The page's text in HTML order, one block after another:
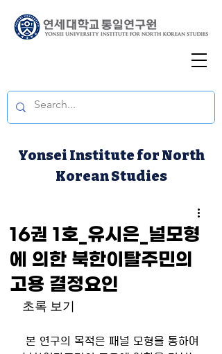
Yonsei Institute for North
Korean Studies
16권 1호_유시은_널모형
에 의한 북한이탈주민의
고용 결정요인
초록 보기